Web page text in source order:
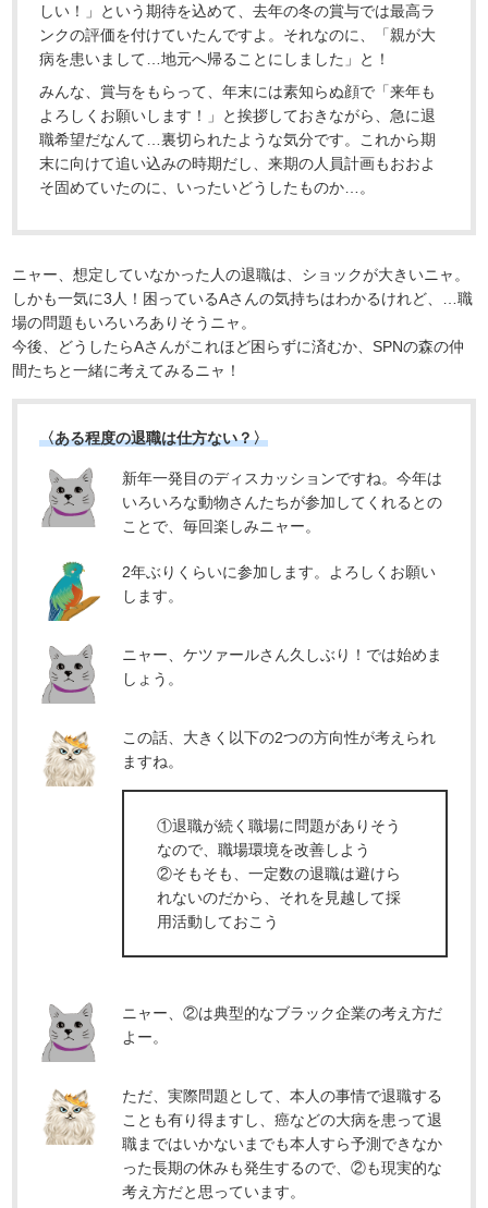
しい！」という期待を込めて、去年の冬の賞与では最高ラ
ンクの評価を付けていたんですよ。それなのに、「親が大
病を患いまして…地元へ帰ることにしました」と！
みんな、賞与をもらって、年末には素知らぬ顔で「来年も
よろしくお願いします！」と挨拶しておきながら、急に退
職希望だなんて…裏切られたような気分です。これから期
末に向けて追い込みの時期だし、来期の人員計画もおおよ
そ固めていたのに、いったいどうしたものか…。
ニャー、想定していなかった人の退職は、ショックが大きいニャ。
しかも一気に3人！困っているAさんの気持ちはわかるけれど、…職
場の問題もいろいろありそうニャ。
今後、どうしたらAさんがこれほど困らずに済むか、SPNの森の仲
間たちと一緒に考えてみるニャ！
〈ある程度の退職は仕方ない？〉
新年一発目のディスカッションですね。今年は
いろいろな動物さんたちが参加してくれるとの
ことで、毎回楽しみニャー。
2年ぶりくらいに参加します。よろしくお願い
します。
ニャー、ケツァールさん久しぶり！では始めま
しょう。
この話、大きく以下の2つの方向性が考えられ
ますね。
①退職が続く職場に問題がありそう
なので、職場環境を改善しよう
②そもそも、一定数の退職は避けら
れないのだから、それを見越して採
用活動しておこう
ニャー、②は典型的なブラック企業の考え方だ
よー。
ただ、実際問題として、本人の事情で退職する
ことも有り得ますし、癌などの大病を患って退
職まではいかないまでも本人すら予測できなか
った長期の休みも発生するので、②も現実的な
考え方だと思っています。